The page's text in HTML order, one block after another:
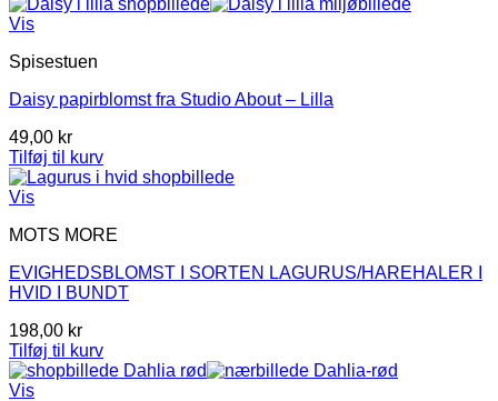
Vis
Spisestuen
Daisy papirblomst fra Studio About – Lilla
49,00 kr
Tilføj til kurv
Vis
MOTS MORE
EVIGHEDSBLOMST I SORTEN LAGURUS/HAREHALER I
HVID I BUNDT
198,00 kr
Tilføj til kurv
Vis